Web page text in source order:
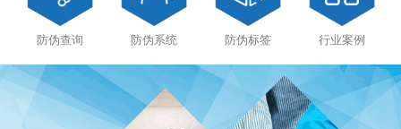
防伪查询 防伪系统 防伪标签 行业案例